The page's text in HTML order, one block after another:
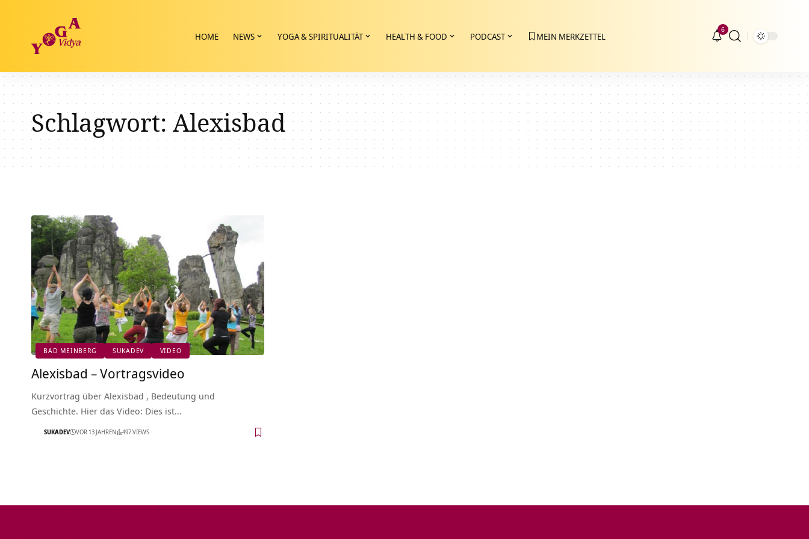
HOME NEWS YOGA & SPIRITUALITÄT HEALTH & FOOD PODCAST MEIN MERKZETTEL
6
Schlagwort:Alexisbad
BAD MEINBERG SUKADEV VIDEO
Alexisbad – Vortragsvideo
Kurzvortrag über Alexisbad , Bedeutung und
Geschichte. Hier das Video: Dies ist…
SUKADEV VOR 13 JAHREN 497 VIEWS